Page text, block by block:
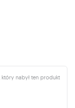
który nabył ten produkt